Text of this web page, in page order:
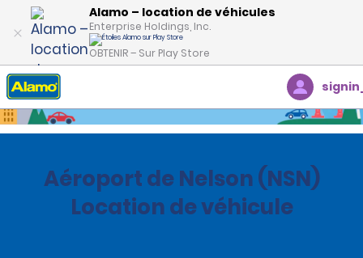
Alamo – location de véhicules
Enterprise Holdings, Inc.
OBTENIR – Sur Play Store
Accueil Succursales
Aéroport de Nelson (NSN)
Location de véhicule